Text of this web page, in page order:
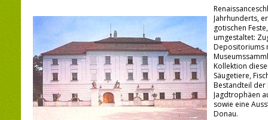
Jahrhunderts,
gotischen
umgestaltet:
Depositoriums
Kollektion
Säugetiere,
Bestandteil der
Jagdtrophäen
sowie eine
Donau.